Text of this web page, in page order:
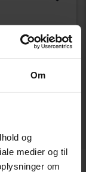
Om
og
medier og til
om
snart